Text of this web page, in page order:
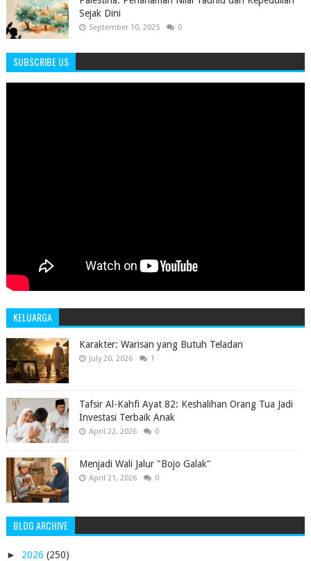
Sejak Dini
September 10, 2025 0
SUBSCRIBE US
KELUARGA
Karakter: Warisan yang Butuh Teladan
July 20, 2026 1
Tafsir Al-Kahfi Ayat 82: Keshalihan Orang Tua Jadi
Investasi Terbaik Anak
April 22, 2026 0
Menjadi Wali Jalur "Bojo Galak"
April 21, 2026 0
BLOG ARCHIVE
► 2026 (250)